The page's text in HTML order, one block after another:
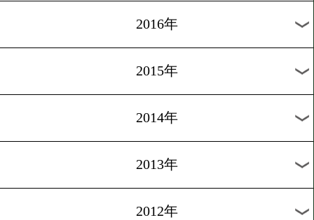
2021年
2020年
2019年